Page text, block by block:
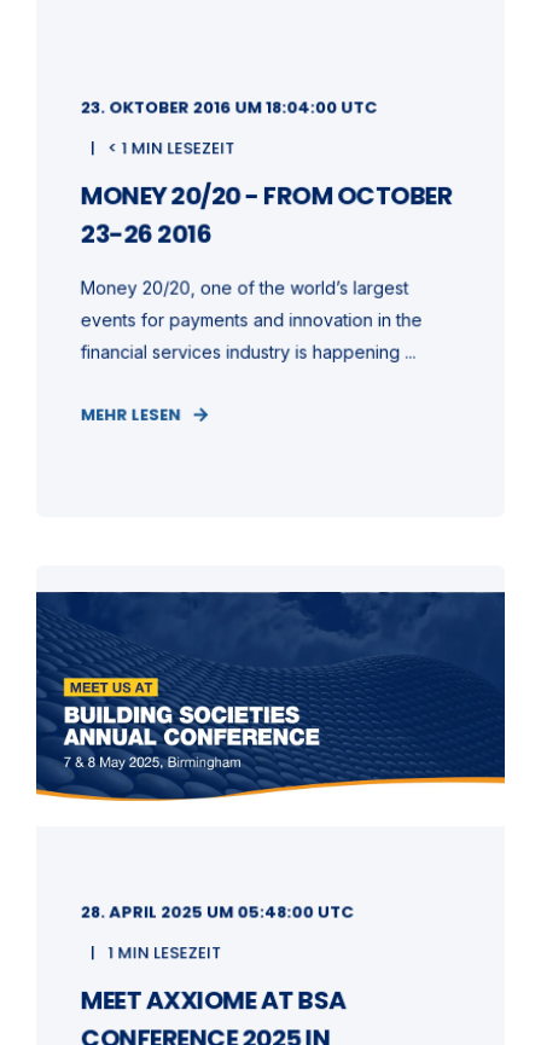
23. OKTOBER 2016 UM 18:04:00 UTC
< 1 MIN LESEZEIT
MONEY 20/20 - FROM OCTOBER
23-26 2016
Money 20/20, one of the world’s largest
events for payments and innovation in the
financial services industry is happening ...
MEHR LESEN
28. APRIL 2025 UM 05:48:00 UTC
1 MIN LESEZEIT
MEET AXXIOME AT BSA